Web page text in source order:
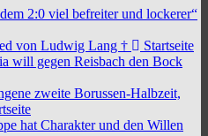
2:0 viel befreiter und lockerer“
von Ludwig Lang †
Startseite
will gegen Reisbach den Bock
zweite Borussen-Halbzeit,
hat Charakter und den Willen